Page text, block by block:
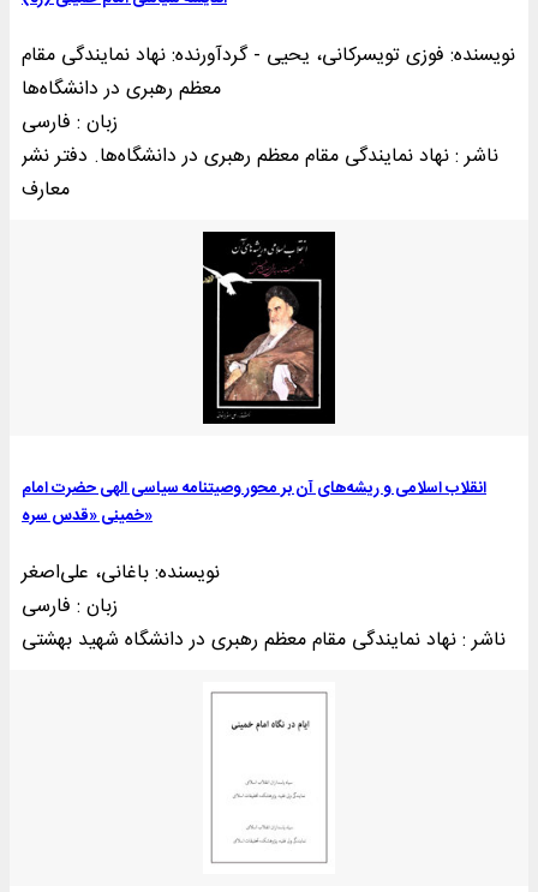
نویسنده: فوزی تویسرکانی، یحیی - گردآورنده: نهاد نمایندگی مقام
معظم رهبری در دانشگاه‌ها
زبان : فارسی
ناشر : نهاد نمایندگی مقام معظم رهبری در دانشگاه‌ها. دفتر نشر
معارف
انقلاب اسلامی و ریشه‌های آن بر محور وصیتنامه سیاسی الهی حضرت امام
خمینی «قدس سره»
نویسنده: باغانی، علی‌اصغر
زبان : فارسی
ناشر : نهاد نمایندگی مقام معظم رهبری در دانشگاه شهید بهشتی